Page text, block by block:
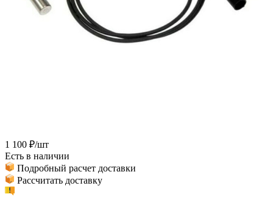
1 100 ₽/шт
Есть в наличии
Подробный расчет доставки
Рассчитать доставку